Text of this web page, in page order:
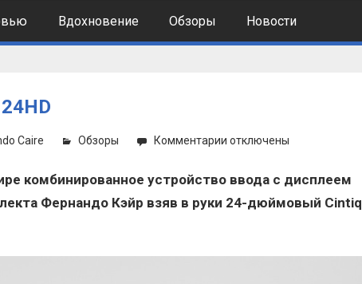
Вдохновение Обзоры Новости
Caire Обзоры Комментариик
Обзор
планшета
24HD
отключены
комбинированное устройство ввода с дисплеем
Фернандо Кэйр взяв в руки 24-дюймовый Cintiq